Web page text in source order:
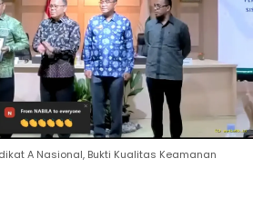
A Nasional, Bukti Kualitas Keamanan